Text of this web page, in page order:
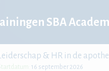
SBA
Leiderschap & HR in de
16 september 2026